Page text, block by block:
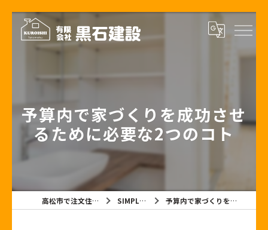
予算内で家づくりを成功させ
るために必要な2つのコト
高松市で注文住宅なら有限会社黒石建設 SIMPLE NOTE BLOG 予算内で家づくりを成功させるために必要な2つのコト